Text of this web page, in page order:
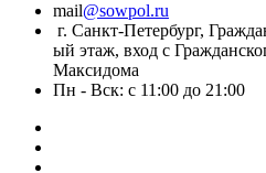
mail@sowpol.ru
г. Санкт-Петербург,
ый этаж, вход с
Максидома
Пн - Вск: с 11:00 до 21:00